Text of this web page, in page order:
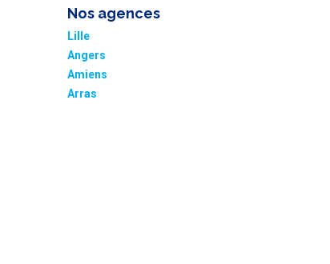
Nos agences
Lille
Angers
Amiens
Arras